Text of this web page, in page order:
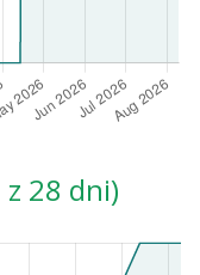
28 dni)